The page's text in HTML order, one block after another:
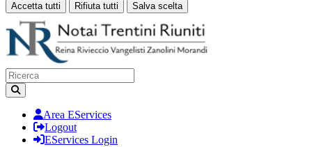
Accetta tutti Rifiuta tutti Salva scelta
Loading...
Area EServices
Logout
EServices Login